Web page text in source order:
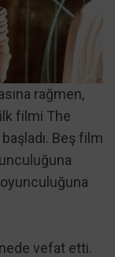
rağmen,
ilk filmi The
Beş film
vefat etti.